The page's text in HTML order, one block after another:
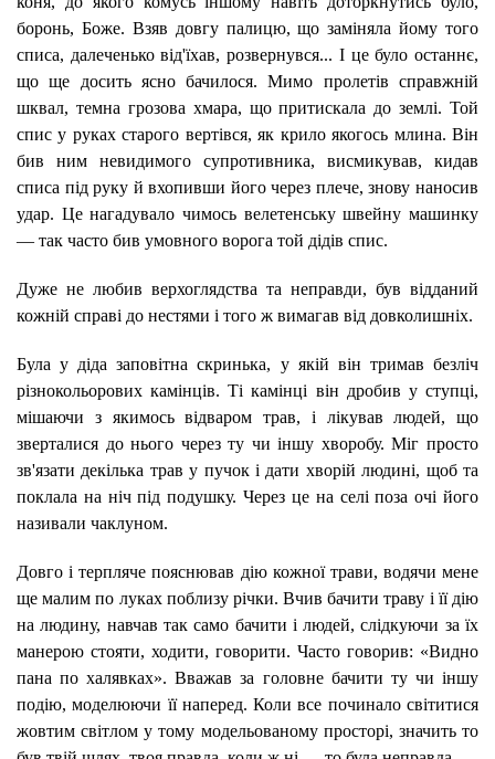
боронь, Боже. Взяв довгу палицю, що заміняла йому того
списа, далеченько від'їхав, розвернувся... І це було останнє,
що ще досить ясно бачилося. Мимо пролетів справжній
шквал, темна грозова хмара, що притискала до землі. Той
спис у руках старого вертівся, як крило якогось млина. Він
бив ним невидимого супротивника, висмикував, кидав
списа під руку й вхопивши його через плече, знову наносив
удар. Це нагадувало чимось велетенську швейну машинку
— так часто бив умовного ворога той дідів спис.
Дуже не любив верхоглядства та неправди, був відданий
кожній справі до нестями і того ж вимагав від довколишніх.
Була у діда заповітна скринька, у якій він тримав безліч
різнокольорових камінців. Ті камінці він дробив у ступці,
мішаючи з якимось відваром трав, і лікував людей, що
зверталися до нього через ту чи іншу хворобу. Міг просто
зв'язати декілька трав у пучок і дати хворій людині, щоб та
поклала на ніч під подушку. Через це на селі поза очі його
називали чаклуном.
Довго і терпляче пояснював дію кожної трави, водячи мене
ще малим по луках поблизу річки. Вчив бачити траву і її дію
на людину, навчав так само бачити і людей, слідкуючи за їх
манерою стояти, ходити, говорити. Часто говорив: «Видно
пана по халявках». Вважав за головне бачити ту чи іншу
подію, моделюючи її наперед. Коли все починало світитися
жовтим світлом у тому модельованому просторі, значить то